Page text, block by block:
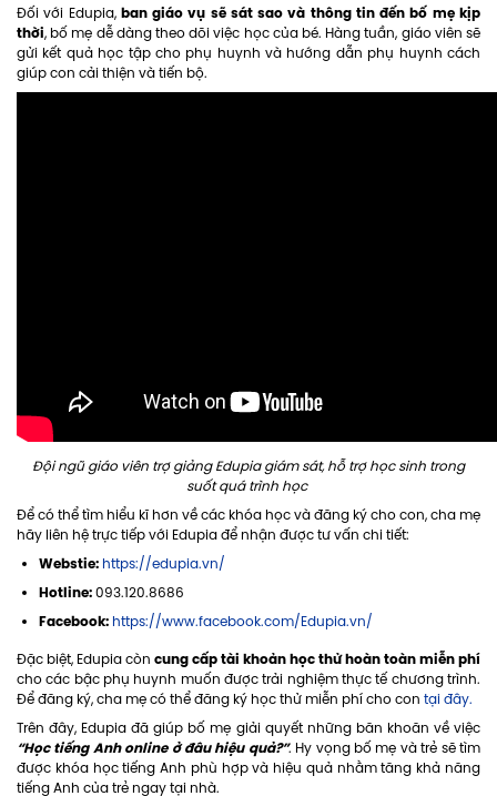
Đối với Edupia, ban giáo vụ sẽ sát sao và thông tin đến bố mẹ kịp
thời, bố mẹ dễ dàng theo dõi việc học của bé. Hàng tuần, giáo viên sẽ
gửi kết quả học tập cho phụ huynh và hướng dẫn phụ huynh cách
giúp con cải thiện và tiến bộ.
Đội ngũ giáo viên trợ giảng Edupia giám sát, hỗ trợ học sinh trong
suốt quá trình học
Để có thể tìm hiểu kĩ hơn về các khóa học và đăng ký cho con, cha mẹ
hãy liên hệ trực tiếp với Edupia để nhận được tư vấn chi tiết:
Webstie: https://edupia.vn/
Hotline:093.120.8686
Facebook: https://www.facebook.com/Edupia.vn/
Đặc biệt, Edupia còn cung cấp tài khoản học thử hoàn toàn miễn phí
cho các bậc phụ huynh muốn được trải nghiệm thực tế chương trình.
Để đăng ký, cha mẹ có thể đăng ký học thử miễn phí cho con tại đây.
Trên đây, Edupia đã giúp bố mẹ giải quyết những băn khoăn về việc
“Học tiếng Anh online ở đâu hiệu quả?”. Hy vọng bố mẹ và trẻ sẽ tìm
được khóa học tiếng Anh phù hợp và hiệu quả nhằm tăng khả năng
tiếng Anh của trẻ ngay tại nhà.